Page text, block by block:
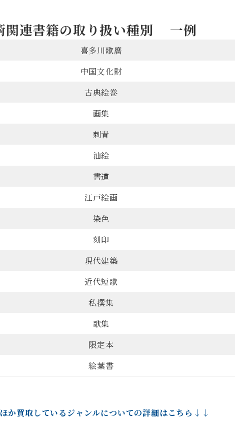
関連書籍の取り扱い種別 一例
喜多川歌麿
中国文化財
古典絵巻
画集
刺青
油絵
書道
江戸絵画
染色
刻印
現代建築
近代短歌
私撰集
歌集
限定本
絵葉書
か買取しているジャンルについての詳細はこちら↓↓